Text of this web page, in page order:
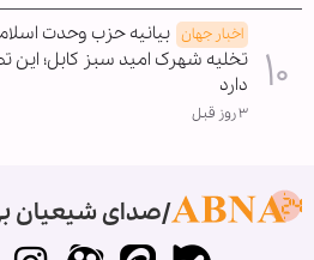
اخبار جهان بیانیه حزب وحدت
تخلیه شهرک امید سبز کابل؛ این
دارد
۳ روز قبل
صدای شیعیان